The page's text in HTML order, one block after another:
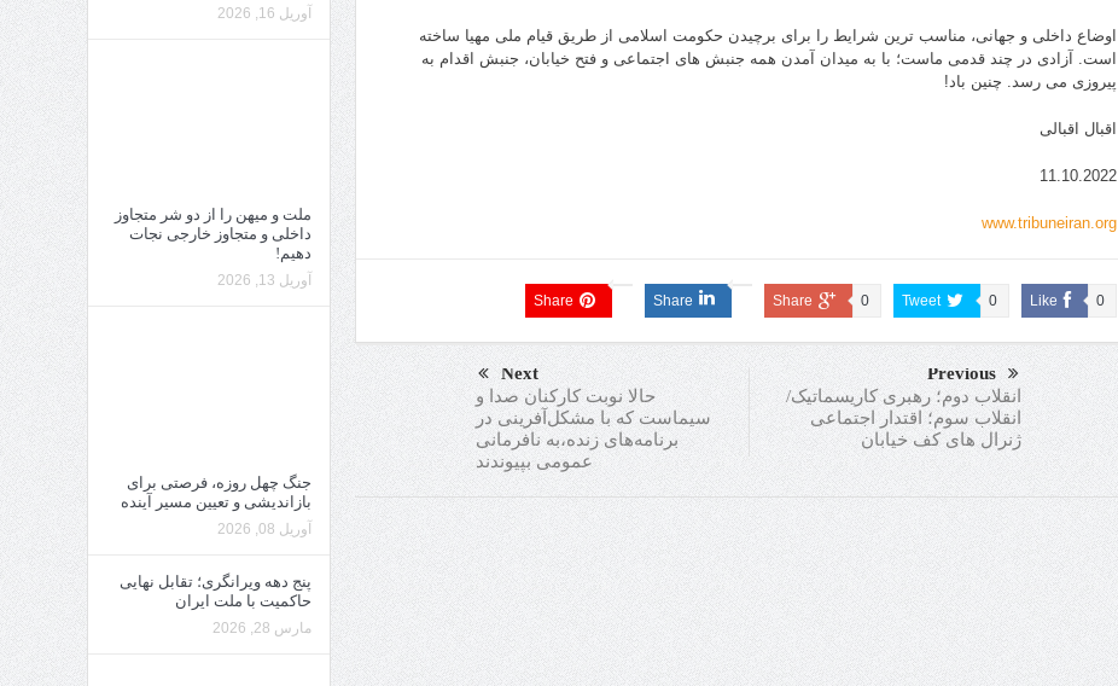
اوضاع داخلی و جهانی، مناسب ترین شرایط را برای برچیدن حکومت اسلامی از طریق قیام ملی مهیا ساخته
است. آزادی در چند قدمی ماست؛ با به میدان آمدن همه جنبش های اجتماعی و فتح خیابان، جنبش اقدام به
پیروزی می رسد. چنین باد!
اقبال اقبالی
11.10.2022
www.tribuneiran.org
Like 0
Tweet 0
Share 0
Share
Share
Previous
انقلاب دوم؛ رهبری کاریسماتیک/
انقلاب سوم؛ اقتدار اجتماعی
ژنرال های کف خیابان
Next
حالا نوبت كاركنان صدا و
سيماست كه با مشکل‌آفرینی در
برنامه‌هاى زنده،به نافرمانى
عمومى بپيوندند
آوریل 16, 2026
ملت و میهن را از دو شر متجاوز
داخلی و متجاوز خارجی نجات
دهیم!
آوریل 13, 2026
جنگ چهل روزه، فرصتی برای
بازاندیشی و تعیین مسیر آینده
آوریل 08, 2026
پنج دهه ویرانگری؛ تقابل نهایی
حاکمیت با ملت ایران
مارس 28, 2026